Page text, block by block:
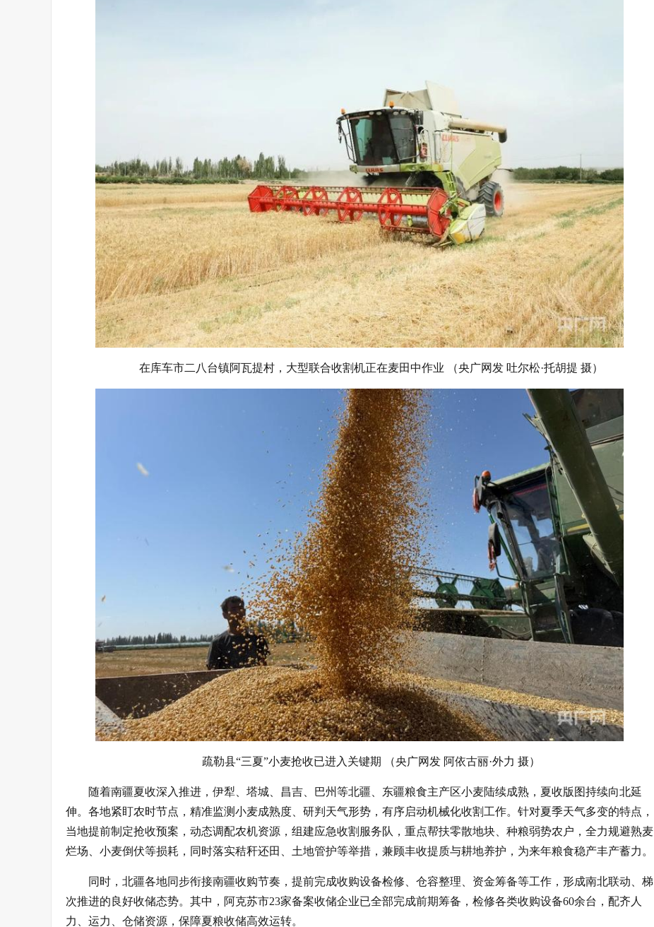
在库车市二八台镇阿瓦提村，大型联合收割机正在麦田中作业 （央广网发 吐尔松·托胡提 摄）
疏勒县“三夏”小麦抢收已进入关键期 （央广网发 阿依古丽·外力 摄）
随着南疆夏收深入推进，伊犁、塔城、昌吉、巴州等北疆、东疆粮食主产区小麦陆续成熟，夏收版图持续向北延
伸。各地紧盯农时节点，精准监测小麦成熟度、研判天气形势，有序启动机械化收割工作。针对夏季天气多变的特点，
当地提前制定抢收预案，动态调配农机资源，组建应急收割服务队，重点帮扶零散地块、种粮弱势农户，全力规避熟麦
烂场、小麦倒伏等损耗，同时落实秸秆还田、土地管护等举措，兼顾丰收提质与耕地养护，为来年粮食稳产丰产蓄力。
同时，北疆各地同步衔接南疆收购节奏，提前完成收购设备检修、仓容整理、资金筹备等工作，形成南北联动、梯
次推进的良好收储态势。其中，阿克苏市23家备案收储企业已全部完成前期筹备，检修各类收购设备60余台，配齐人
力、运力、仓储资源，保障夏粮收储高效运转。